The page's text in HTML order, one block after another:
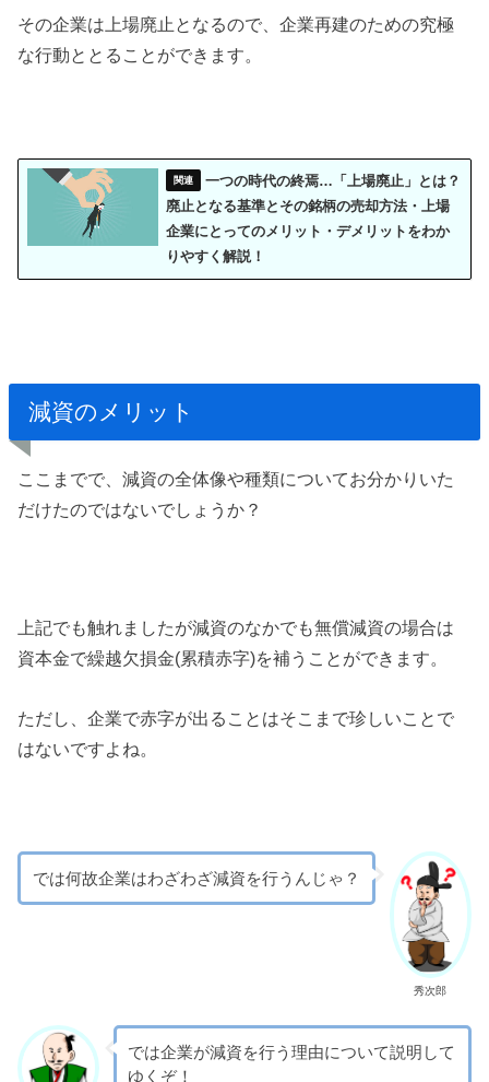
その企業は上場廃止となるので、企業再建のための究極
な行動ととることができます。
一つの時代の終焉…「上場廃止」とは？
廃止となる基準とその銘柄の売却方法・上場
企業にとってのメリット・デメリットをわか
りやすく解説！
減資のメリット
ここまでで、減資の全体像や種類についてお分かりいた
だけたのではないでしょうか？
上記でも触れましたが減資のなかでも無償減資の場合は
資本金で繰越欠損金(累積赤字)を補うことができます。
ただし、企業で赤字が出ることはそこまで珍しいことで
はないですよね。
秀次郎
では何故企業はわざわざ減資を行うんじゃ？
では企業が減資を行う理由について説明して
ゆくぞ！